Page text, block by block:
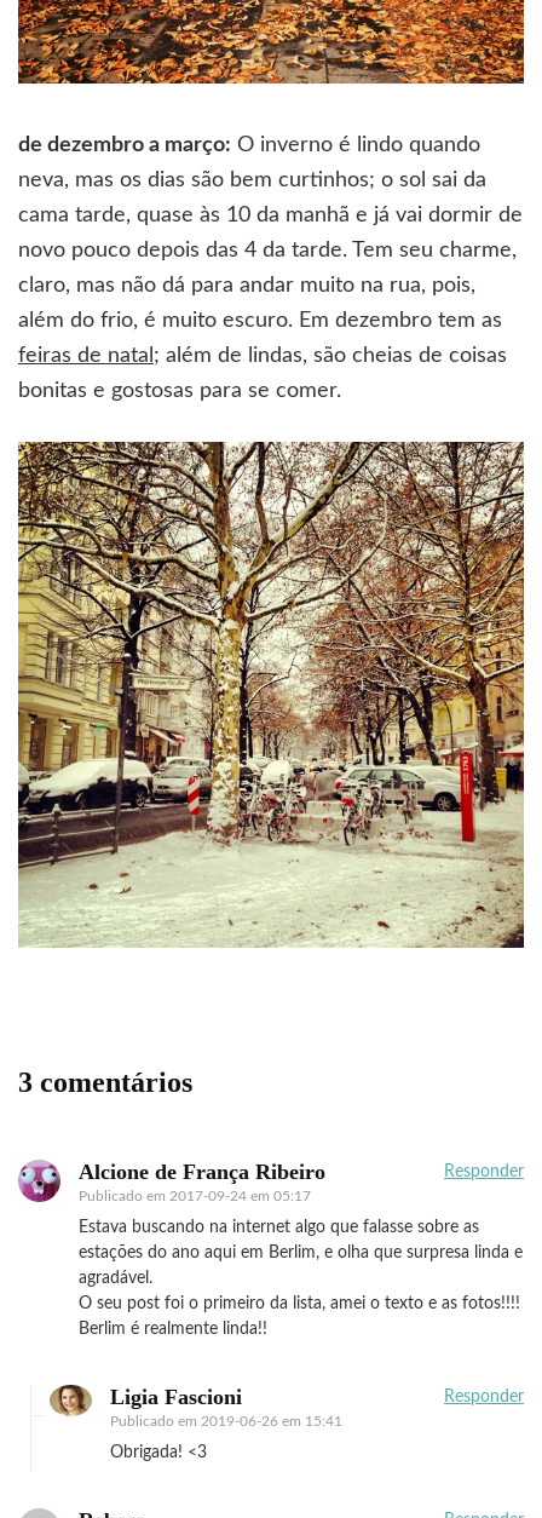
de dezembro a março: O inverno é lindo quando
neva, mas os dias são bem curtinhos; o sol sai da
cama tarde, quase às 10 da manhã e já vai dormir de
novo pouco depois das 4 da tarde. Tem seu charme,
claro, mas não dá para andar muito na rua, pois,
além do frio, é muito escuro. Em dezembro tem as
feiras de natal ; além de lindas, são cheias de coisas
bonitas e gostosas para se comer.
3 comentários
Alcione de França Ribeiro
Publicado em 2017-09-24 em 05:17
Responder
Estava buscando na internet algo que falasse sobre as
estações do ano aqui em Berlim, e olha que surpresa linda e
agradável.
O seu post foi o primeiro da lista, amei o texto e as fotos!!!!
Berlim é realmente linda!!
Ligia Fascioni
Publicado em 2019-06-26 em 15:41
Responder
Obrigada! <3